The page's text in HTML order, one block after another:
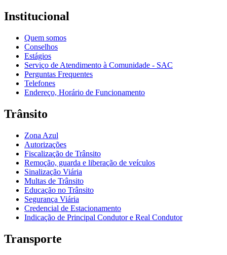
Institucional
Quem somos
Conselhos
Estágios
Serviço de Atendimento à Comunidade - SAC
Perguntas Frequentes
Telefones
Endereço, Horário de Funcionamento
Trânsito
Zona Azul
Autorizações
Fiscalização de Trânsito
Remoção, guarda e liberação de veículos
Sinalização Viária
Multas de Trânsito
Educação no Trânsito
Segurança Viária
Credencial de Estacionamento
Indicação de Principal Condutor e Real Condutor
Transporte